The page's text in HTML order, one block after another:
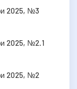
2025, №3
2025, №2.1
2025, №2